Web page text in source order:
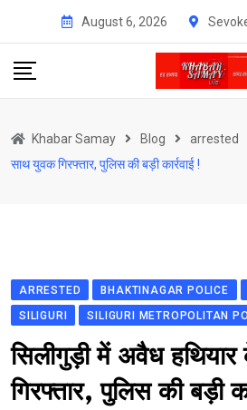
content
August 6, 2026
Khabar Samay Blog arrested
साथ युवक गिरफ्तार, पुलिस की बड़ी कार्रवाई !
ARRESTED BHAKTINAGAR POLICE
SILIGURI
SILIGURI METROPOLITAN
सिलीगुड़ी में अवैध
गिरफ्तार, पुलिस की बड़ी